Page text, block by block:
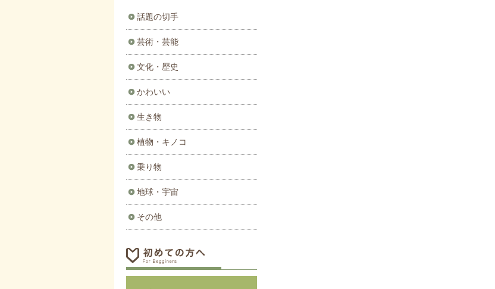
話題の切手
芸術・芸能
文化・歴史
かわいい
生き物
植物・キノコ
乗り物
地球・宇宙
その他